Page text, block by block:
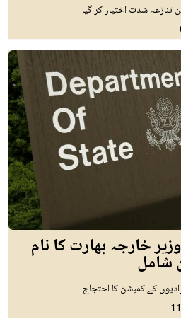
شدت اختیار کر گیا
خارجہ بھارت کا نام
شامل
کے کمیشن کا احتجاج